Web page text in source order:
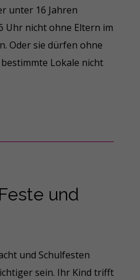
unter 16 Jahren
Uhr nicht ohne Eltern im
Oder sie dürfen ohne
Lokale nicht
und
und Schulfesten
sein. Ihr Kind trifft